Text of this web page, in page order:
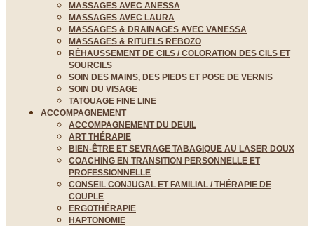
MASSAGES AVEC ANESSA
MASSAGES AVEC LAURA
MASSAGES & DRAINAGES AVEC VANESSA
MASSAGES & RITUELS REBOZO
RÉHAUSSEMENT DE CILS / COLORATION DES CILS ET
SOURCILS
SOIN DES MAINS, DES PIEDS ET POSE DE VERNIS
SOIN DU VISAGE
TATOUAGE FINE LINE
ACCOMPAGNEMENT
ACCOMPAGNEMENT DU DEUIL
ART THÉRAPIE
BIEN-ÊTRE ET SEVRAGE TABAGIQUE AU LASER DOUX
COACHING EN TRANSITION PERSONNELLE ET
PROFESSIONNELLE
CONSEIL CONJUGAL ET FAMILIAL / THÉRAPIE DE
COUPLE
ERGOTHÉRAPIE
HAPTONOMIE